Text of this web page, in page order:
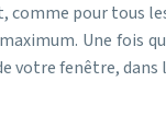
pour tous
Une fois
votre fenêtre, dans